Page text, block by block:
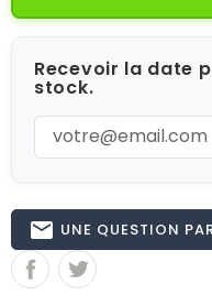
Recevoir la date
stock.
email UNE QUESTION